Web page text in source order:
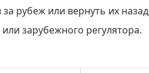
рубеж или вернуть их
зарубежного регулятора.